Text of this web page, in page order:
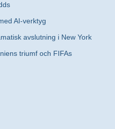
AI-verktyg
avslutning i New York
triumf och FIFAs